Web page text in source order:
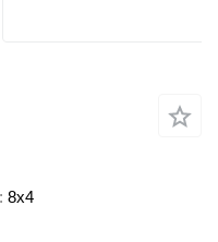
8x4